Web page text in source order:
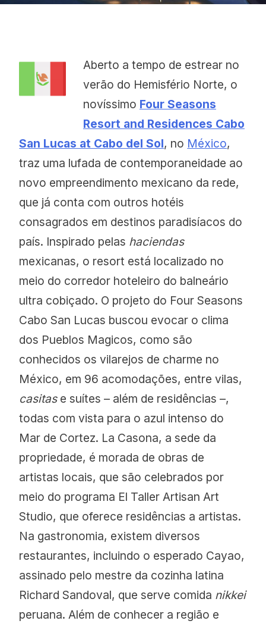
Aberto a tempo de estrear no
verão do Hemisfério Norte, o
novíssimo Four Seasons
Resort and Residences Cabo
San Lucas at Cabo del Sol, no México,
traz uma lufada de contemporaneidade ao
novo empreendimento mexicano da rede,
que já conta com outros hotéis
consagrados em destinos paradisíacos do
país. Inspirado pelas haciendas
mexicanas, o resort está localizado no
meio do corredor hoteleiro do balneário
ultra cobiçado. O projeto do Four Seasons
Cabo San Lucas buscou evocar o clima
dos Pueblos Magicos, como são
conhecidos os vilarejos de charme no
México, em 96 acomodações, entre vilas,
casitase suítes – além de residências –,
todas com vista para o azul intenso do
Mar de Cortez. La Casona, a sede da
propriedade, é morada de obras de
artistas locais, que são celebrados por
meio do programa El Taller Artisan Art
Studio, que oferece residências a artistas.
Na gastronomia, existem diversos
restaurantes, incluindo o esperado Cayao,
assinado pelo mestre da cozinha latina
Richard Sandoval, que serve comida nikkei
peruana. Além de conhecer a região e